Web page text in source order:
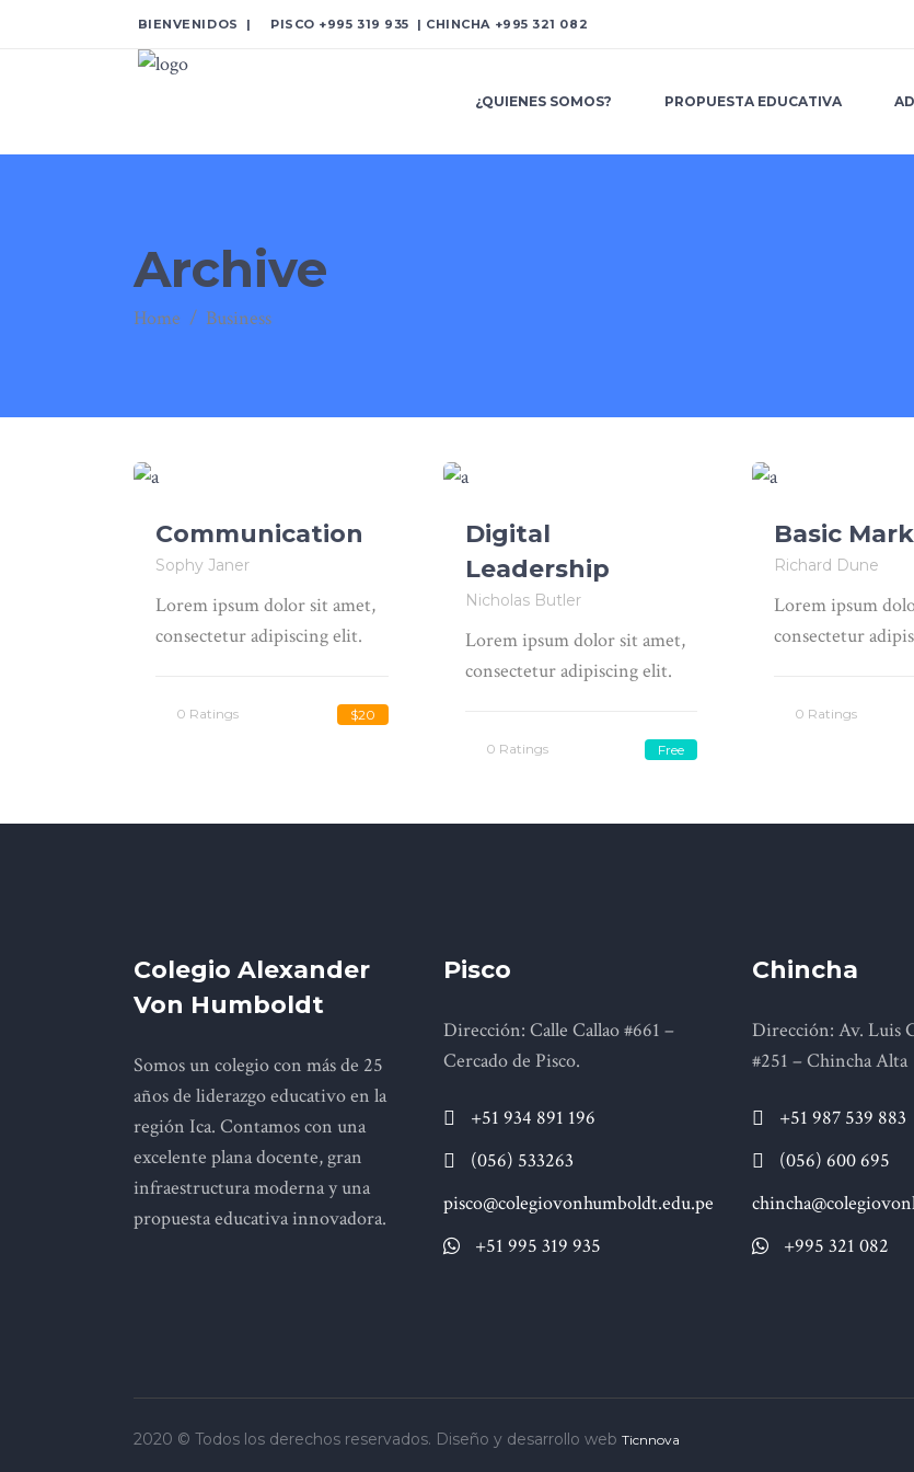
BIENVENIDOS | PISCO +995 319 935 | CHINCHA +995 321 082
¿QUIENES SOMOS? PROPUESTA EDUCATIVA
Archive
Home / Business
Communication
Sophy Janer
Lorem ipsum dolor sit amet,
consectetur adipiscing elit.
0 Ratings $20
Digital
Leadership
Nicholas Butler
Lorem ipsum dolor sit amet,
consectetur adipiscing elit.
0 Ratings Free
Basic
Richard Dune
Lorem ipsum
consectetur
0 Ratings
Colegio Alexander
Von Humboldt
Somos un colegio con más de 25
años de liderazgo educativo en la
región Ica. Contamos con una
excelente plana docente, gran
infraestructura moderna y una
propuesta educativa innovadora.
Pisco
Dirección: Calle Callao #661 –
Cercado de Pisco.
+51 934 891 196
(056) 533263
pisco@colegiovonhumboldt.edu.pe
+51 995 319 935
Chincha
Dirección: Av. Luis
#251 – Chincha Alta
+51 987 539 883
(056) 600 695
+995 321 082
2020 © Todos los derechos reservados. Diseño y desarrollo web Ticnnova